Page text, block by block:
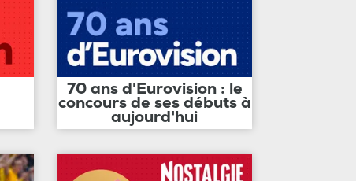
70 ans d'Eurovision : le
concours de ses débuts à
aujourd'hui